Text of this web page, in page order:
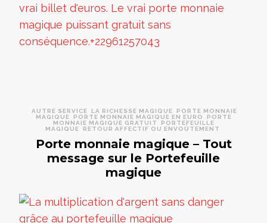
AUTRE SERVICE LA RICHESSE MAGIQUE
PORTE MONNAIE
MAGIQUE
PORTE MONNAIE MAGIQUE EN EURO
PORTE
MONNAIE MAGIQUE GRATUIT
PORTEFEUILLE
MAGIQUE
RETOUR AFFECTIF OU ENVOÛTEMENT
Porte monnaie magique – Tout
message sur le Portefeuille
magique